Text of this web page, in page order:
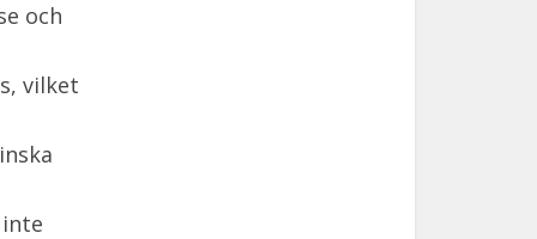
och
vilket